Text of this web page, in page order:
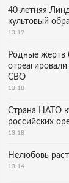
40-летняя
культовый
13:19
Родные жертв
СВО
13:18
Страна НАТО
российских
13:18
Нелюбовь
13:14